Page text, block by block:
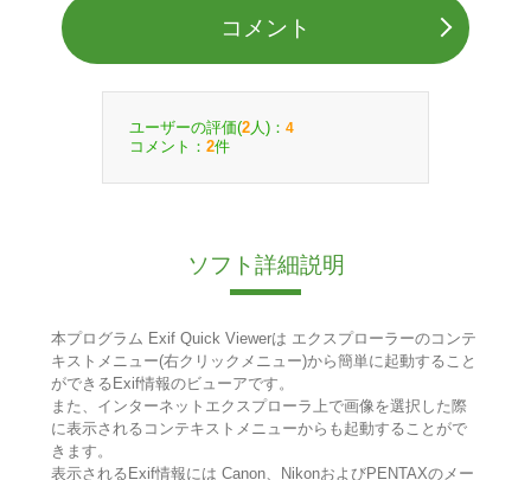
コメント
ユーザーの評価(2 人)： 4
コメント： 2件
ソフト詳細説明
本プログラム Exif Quick Viewerは エクスプローラーのコンテ
キストメニュー(右クリックメニュー)から簡単に起動すること
ができるExif情報のビューアです。
また、インターネットエクスプローラ上で画像を選択した際
に表示されるコンテキストメニューからも起動することがで
きます。
表示されるExif情報には Canon、NikonおよびPENTAXのメー